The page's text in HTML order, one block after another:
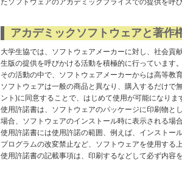
たソフトウェアのアカデミックプライスでの提供を呼
アカデミックソフトウェアと著作
大学生協では、ソフトウェアメーカーに対し、社会貢
生版の提供を呼びかける活動を積極的に行っています。
その活動の中で、ソフトウェアメーカーからは高等教
ソフトウェアは一般の商品と異なり、購入するだけで
ント)に同意することで、はじめて使用が可能になりま
使用許諾書は、ソフトウェアのパッケージに印刷物と
場合、ソフトウェアのインストール時に表示される場合
使用許諾書には使用許諾の範囲、例えば、インストー
プログラムの改変禁止など、ソフトウェアを使用する
使用許諾書の記載事項は、印刷するなどして必ず内容